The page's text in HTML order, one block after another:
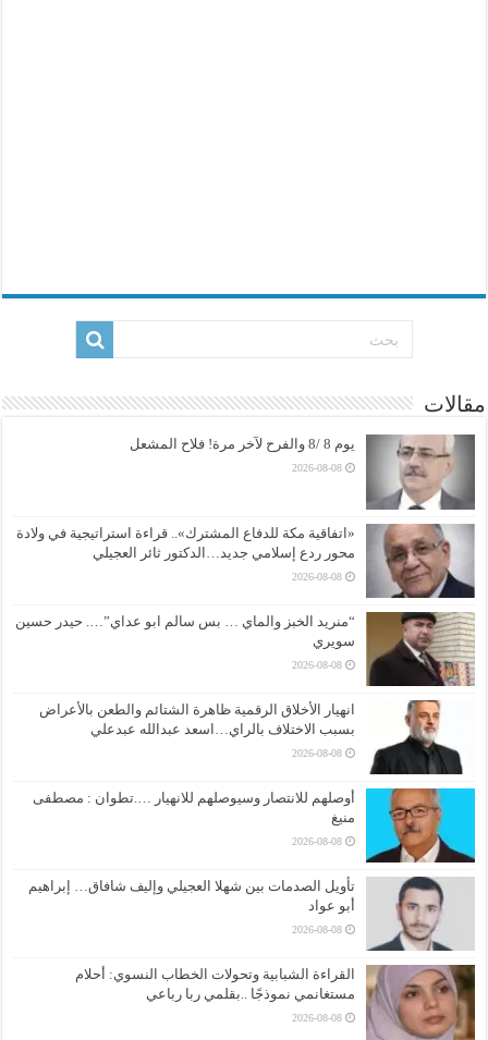
مقالات
يوم 8 /8 والفرح لآخر مرة! فلاح المشعل
2026-08-08
«اتفاقية مكة للدفاع المشترك».. قراءة استراتيجية في ولادة
محور ردع إسلامي جديد…الدكتور ثائر العجيلي
2026-08-08
“منريد الخبز والماي … بس سالم ابو عداي”…. حيدر حسين
سويري
2026-08-08
انهيار الأخلاق الرقمية ظاهرة الشتائم والطعن بالأعراض
بسبب الاختلاف بالراي…اسعد عبدالله عبدعلي
2026-08-08
أوصلهم للانتصار وسيوصلهم للانهيار ….تطوان : مصطفى
منيغ
2026-08-08
تأويل الصدمات بين شهلا العجيلي وإليف شافاق… إبراهيم
أبو عواد
2026-08-08
القراءة الشبابية وتحولات الخطاب النسوي: أحلام
مستغانمي نموذجًا ..بقلمي ربا رباعي
2026-08-08